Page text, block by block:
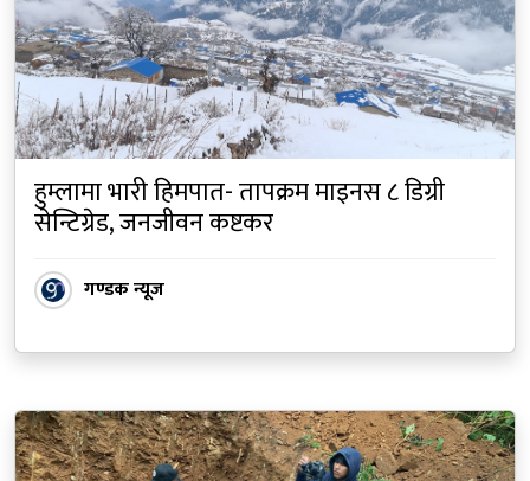
हुम्लामा भारी हिमपात- तापक्रम माइनस ८ डिग्री
सेन्टिग्रेड, जनजीवन कष्टकर
गण्डक न्यूज